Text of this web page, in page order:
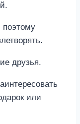
поэтому
друзья.
или